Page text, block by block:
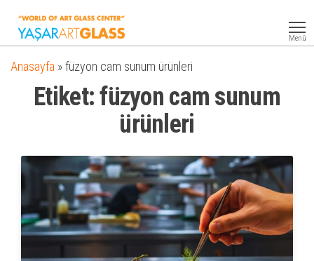
Glass
Menü
Anasayfa »füzyon cam sunum ürünleri
Etiket:füzyon cam sunum
ürünleri